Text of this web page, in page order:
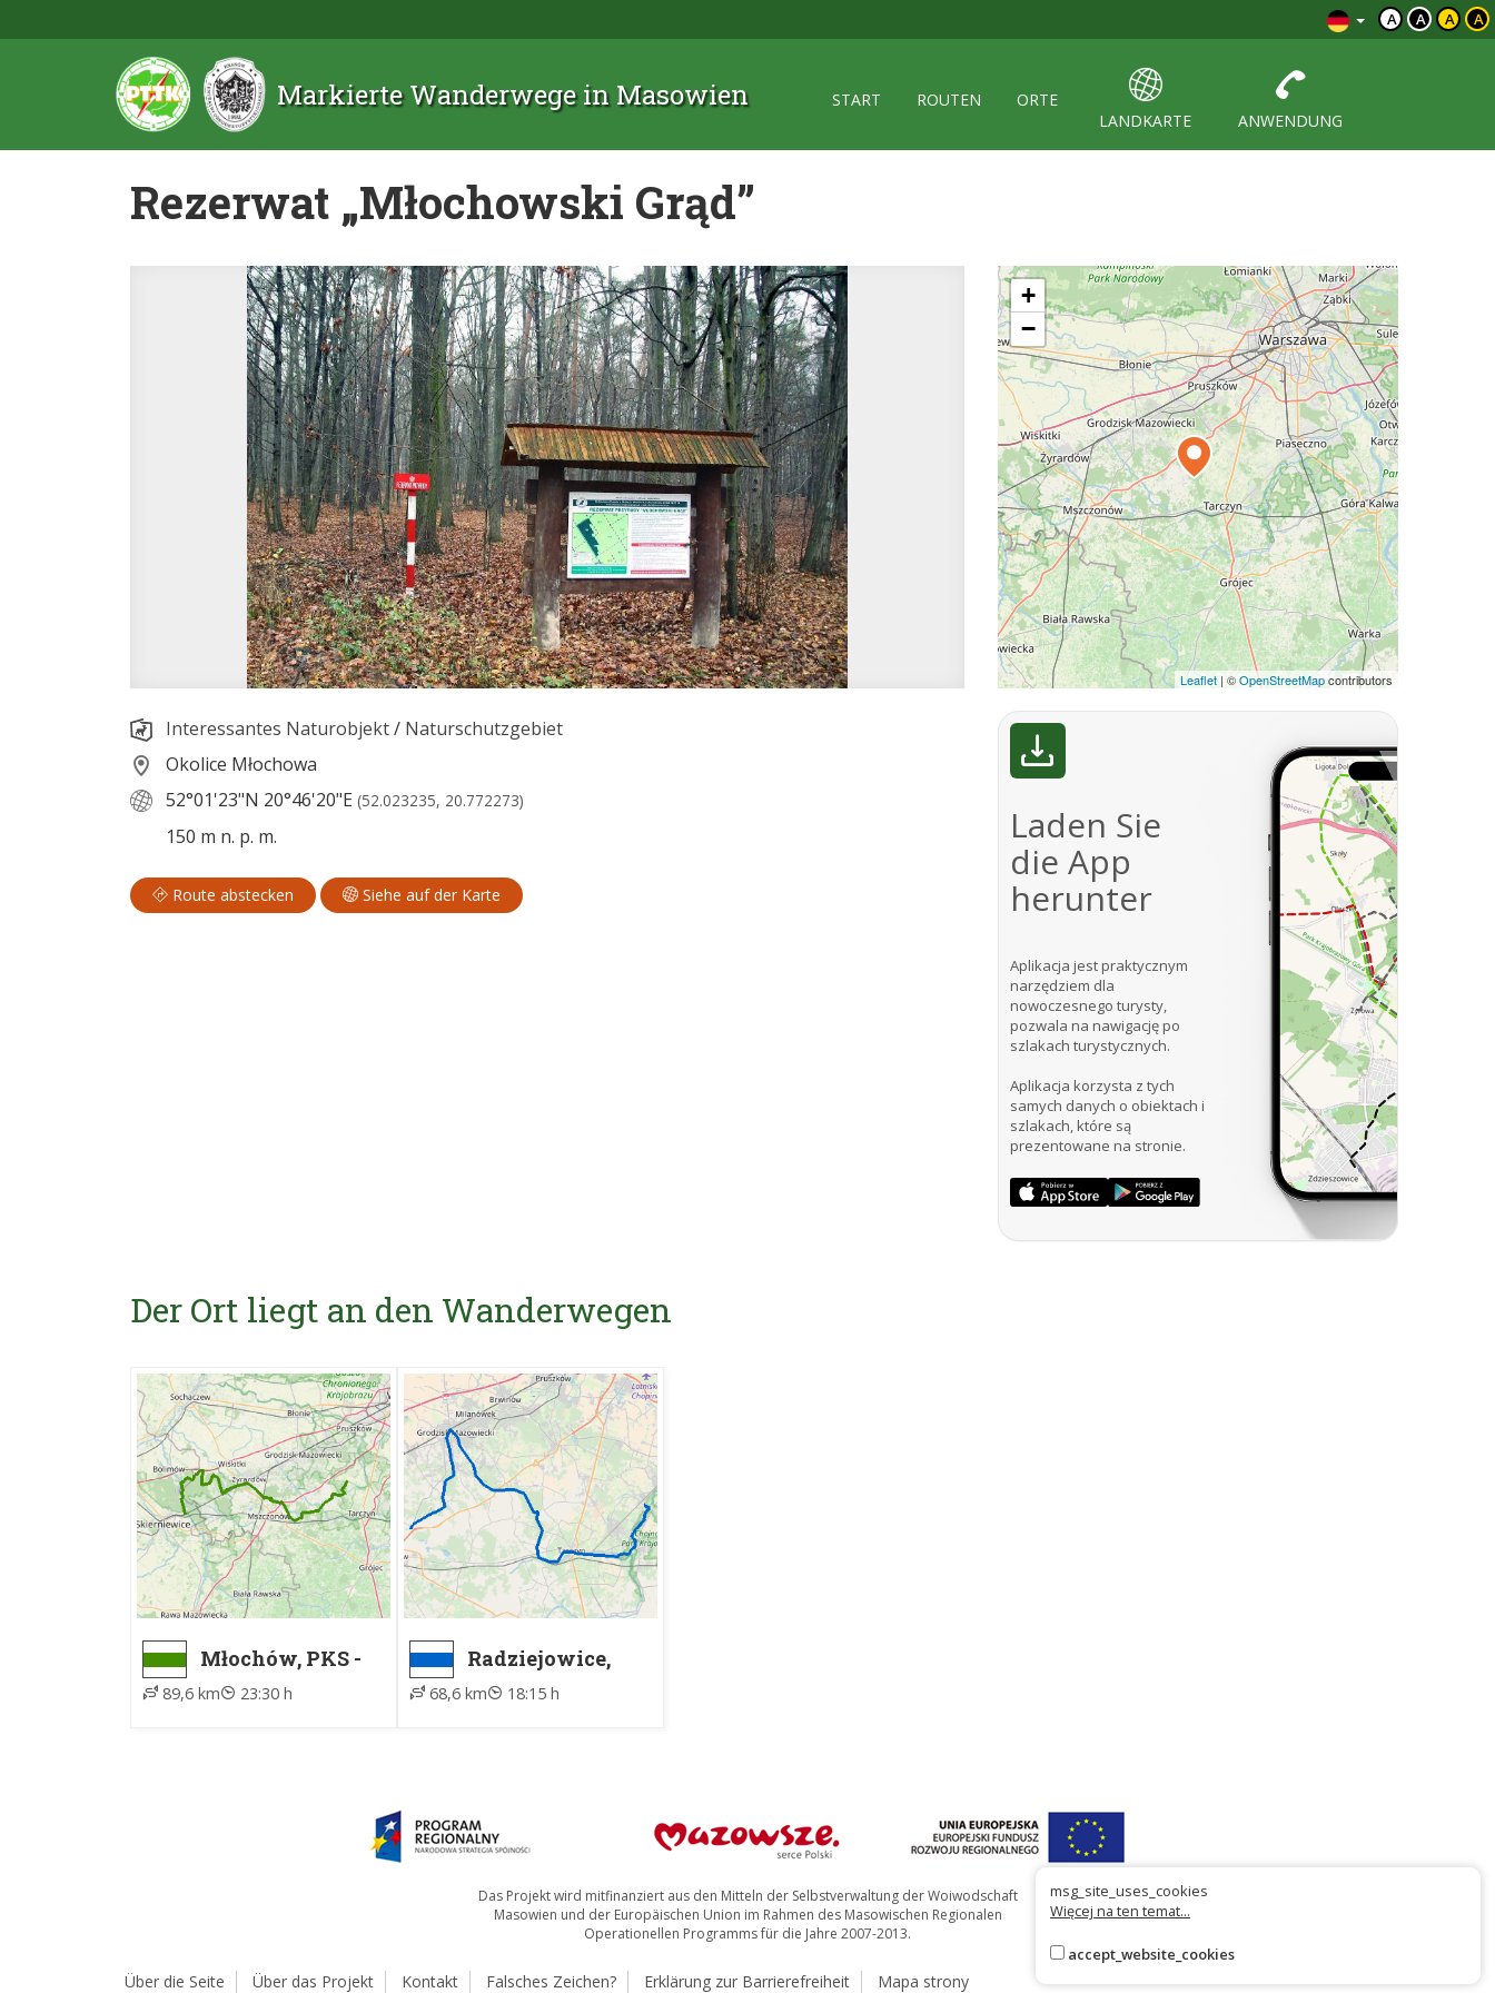
A A A A
Markierte Wanderwege in Masowien START ROUTEN
ORTE
LANDKARTE
ANWENDUNG
Rezerwat „Młochowski Grąd”
Interessantes Naturobjekt/ Naturschutzgebiet
Okolice Młochowa
52°01'23"N 20°46'20"E (52.023235, 20.772273)
150 m n. p. m.
Route abstecken Siehe auf der Karte
+
−
Leaflet | ©OpenStreetMapcontributors
Laden Sie
die App
herunter
Aplikacja jest praktycznym
narzędziem dla
nowoczesnego turysty,
pozwala na nawigację po
szlakach turystycznych.
Aplikacja korzysta z tych
samych danych o obiektach i
szlakach, które są
prezentowane na stronie.
Der Ort liegt an den Wanderwegen
Młochów, PKS -
Skierniewice
Rawka, PKP
89,6 km 23:30 h
Radziejowice,
droga S8 -
Głosków-Zielone,
68,6 km 18:15 h
Das Projekt wird mitfinanziert aus den Mitteln der Selbstverwaltung der Woiwodschaft
Masowien und der Europäischen Union im Rahmen des Masowischen Regionalen
Operationellen Programms für die Jahre 2007-2013.
Über die Seite Über das Projekt Kontakt Falsches Zeichen? Erklärung zur Barrierefreiheit Mapa strony
msg_site_uses_cookies
Więcej na ten temat...
accept_website_cookies